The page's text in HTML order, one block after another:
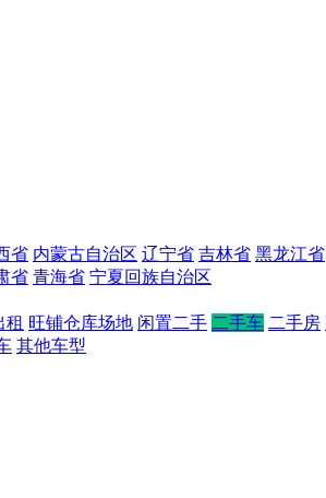
省 内蒙古自治区 辽宁省 吉林省 黑龙江省
省 青海省 宁夏回族自治区
租 旺铺仓库场地 闲置二手 二手车 二手房
其他车型